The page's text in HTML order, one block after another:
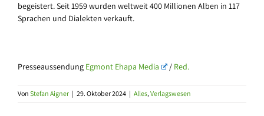
begeistert. Seit 1959 wurden weltweit 400 Millionen Alben in 117
Sprachen und Dialekten verkauft.
Presseaussendung Egmont Ehapa Media / Red.
Von Stefan Aigner | 29. Oktober 2024 | Alles,Verlagswesen